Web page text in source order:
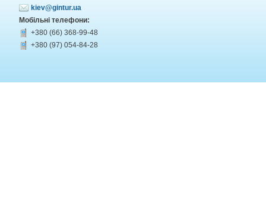
kiev@gintur.ua
Мобільні телефони:
+380 (66) 368-99-48
+380 (97) 054-84-28